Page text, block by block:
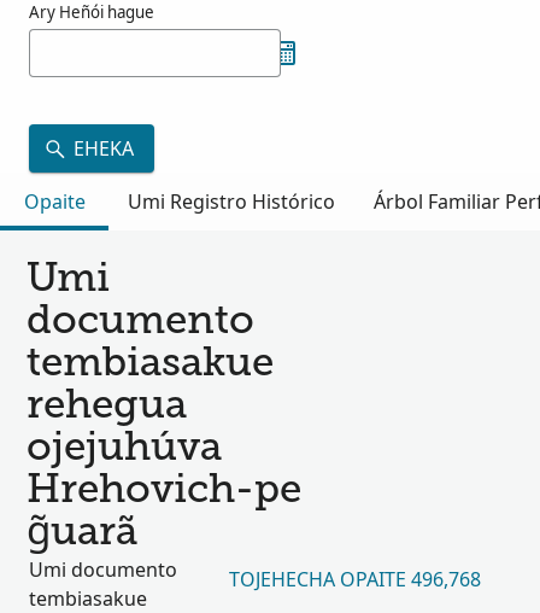
Ary Heñói hague
EHEKA
Opaite
Umi Registro Histórico Árbol Familiar
Umi
documento
tembiasakue
rehegua
ojejuhúva
Hrehovich-pe
g̃uarã
Umi documento
tembiasakue
TOJEHECHA OPAITE 496,768